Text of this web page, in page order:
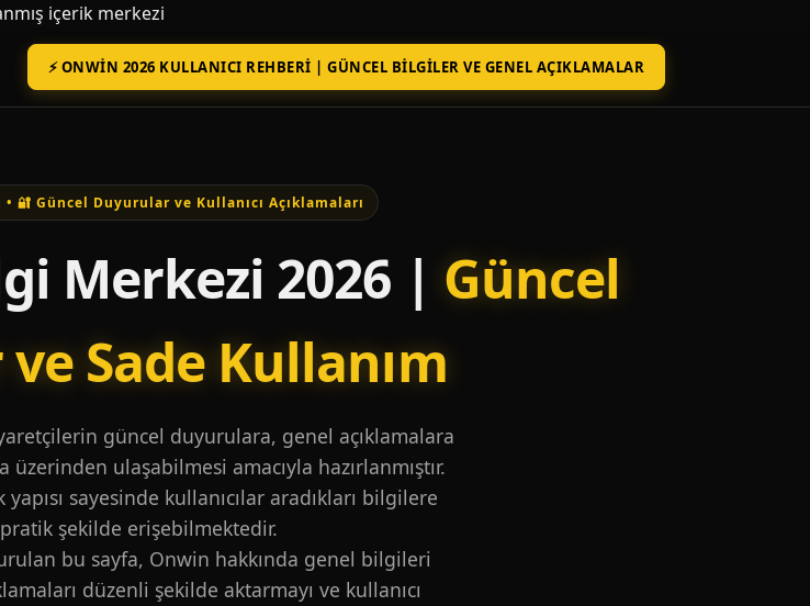
içerik merkezi
⚡ ONWIN 2026 KULLANICI REHBERI | GÜNCEL BILGILER VE GENEL AÇIKLAMALAR
🔐 Güncel Duyurular ve Kullanıcı Açıklamaları
Merkezi 2026 | Güncel
Sade Kullanım
güncel duyurulara, genel açıklamalara
ulaşabilmesi amacıyla hazırlanmıştır.
sayesinde kullanıcılar aradıkları bilgilere
şekilde erişebilmektedir.
bu sayfa, Onwin hakkında genel bilgileri
düzenli şekilde aktarmayı ve kullanıcı